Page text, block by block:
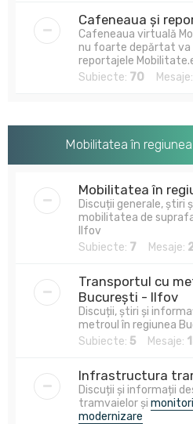
Cafeneaua și
Cafeneaua virtuală
nu foarte depărtat va
reportajele
Subiecte: 70 Mesaje:
Mobilitatea în
Mobilitatea în
Discuții generale, știri
mobilitatea de
Ilfov
Subiecte: 7 Mesaje:
Transportul cu
București - Ilfov
Discuții, știri și
metroul în regiunea
Subiecte: 5 Mesaje:
Infrastructura
Discuții și informații
tramvaielor și
modernizare